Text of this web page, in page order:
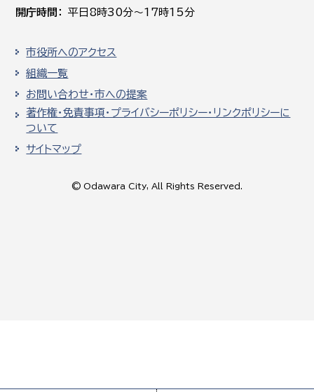
開庁時間
平日8時30分～17時15分
市役所へのアクセス
組織一覧
お問い合わせ・市への提案
著作権・免責事項・プライバシーポリシー・リンクポリシーに
ついて
サイトマップ
© Odawara City, All Rights Reserved.